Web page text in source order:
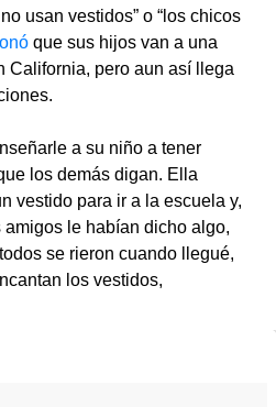
usan vestidos” o “los chicos
que sus hijos van a una
California, pero aun así llega
a su niño a tener
los demás digan. Ella
vestido para ir a la escuela y,
le habían dicho algo,
se rieron cuando llegué,
los vestidos,